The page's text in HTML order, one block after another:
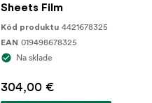
Sheets Film
Kód produktu 4421678325
EAN 019498678325
Na sklade
304,00 €